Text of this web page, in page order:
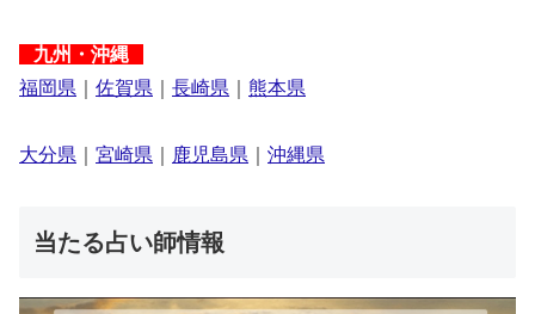
九州・沖縄
福岡県
佐賀県 長崎県 熊本県
大分県 宮崎県 鹿児島県 沖縄県
当たる占い師情報